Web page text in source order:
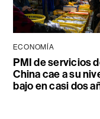
ECONOMÍA
PMI de servicios
China cae a su
bajo en casi dos